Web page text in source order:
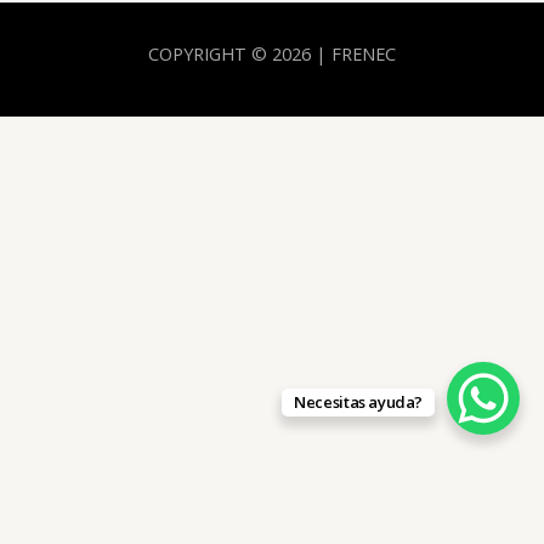
COPYRIGHT © 2026 | FRENEC
Necesitas ayuda?